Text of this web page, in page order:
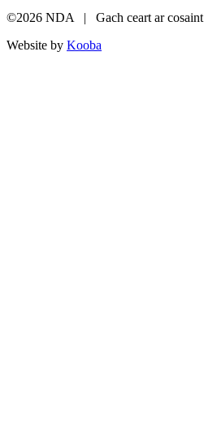
©2026 NDA | Gach ceart ar cosaint
Website by Kooba